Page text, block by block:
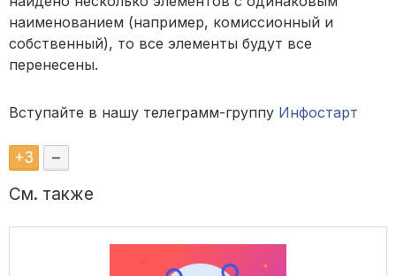
наименованием (например, комиссионный и
собственный), то все элементы будут все
перенесены.
Вступайте в нашу телеграмм-группу Инфостарт
+3 –
См. также